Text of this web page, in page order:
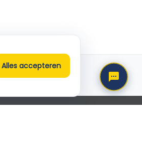
Alles accepteren